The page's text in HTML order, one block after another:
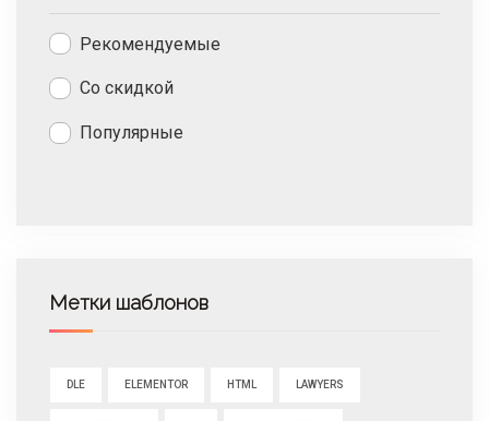
Рекомендуемые
Со скидкой
Популярные
Метки шаблонов
DLE ELEMENTOR HTML LAWYERS